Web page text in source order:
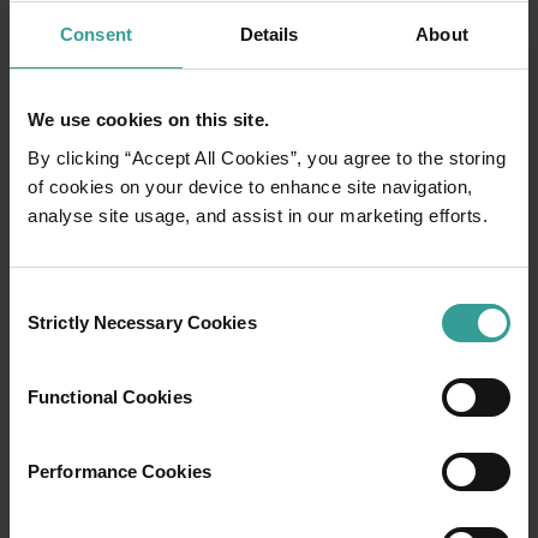
Consent Details About
We use cookies on this site.
By clicking “Accept All Cookies”, you agree to the storing
of cookies on your device to enhance site navigation,
analyse site usage, and assist in our marketing efforts.
Selection
Strictly Necessary Cookies
Functional Cookies
Performance Cookies